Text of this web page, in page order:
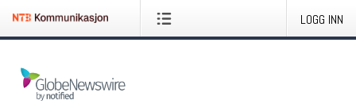
LOGG INN